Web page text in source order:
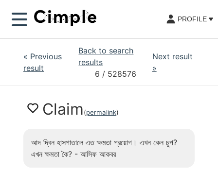
PROFILE
« Previous
result
Back to search
results
6 / 528576
Next result
»
Claim(permalink)
আদ দ্বিন হাসপাতালে এত ক্ষমতা প্রয়োগ। এখন কেন চুপ?
এখন ক্ষমতা কৈ? - আসিফ আকবর